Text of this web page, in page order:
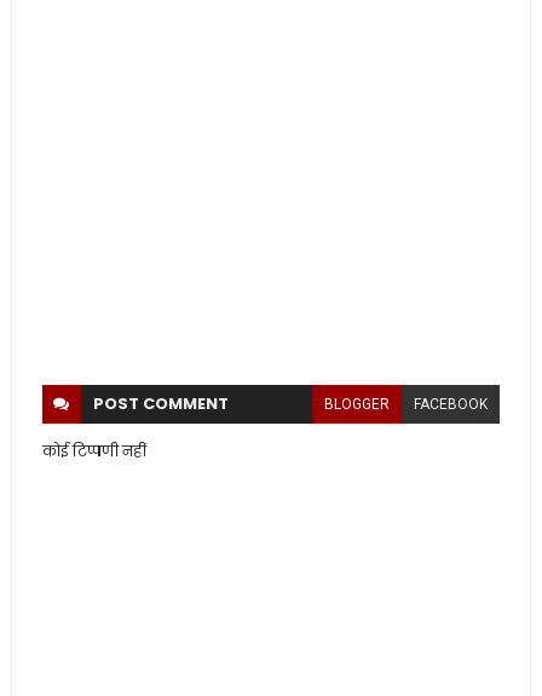
POST COMMENT BLOGGER FACEBOOK
कोई टिप्पणी नहीं